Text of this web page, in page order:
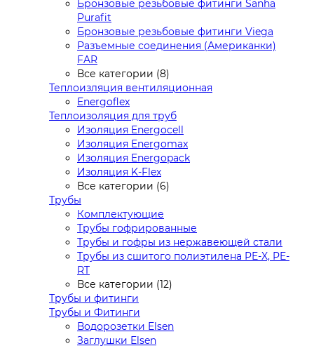
Бронзовые резьбовые фитинги Sanha
Purafit
Бронзовые резьбовые фитинги Viega
Разъемные соединения (Американки)
FAR
Все категории (8)
Теплоизляция вентиляционная
Energoflex
Теплоизоляция для труб
Изоляция Energocell
Изоляция Energomax
Изоляция Energopack
Изоляция K-Flex
Все категории (6)
Трубы
Комплектующие
Трубы гофрированные
Трубы и гофры из нержавеющей стали
Трубы из сшитого полиэтилена PE-X, PE-
RT
Все категории (12)
Трубы и фитинги
Трубы и Фитинги
Водорозетки Elsen
Заглушки Elsen